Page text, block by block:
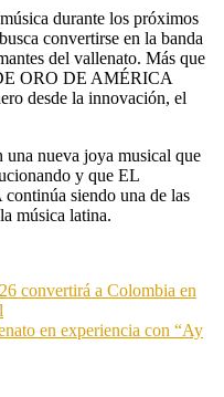
durante los próximos
convertirse en la banda
del vallenato. Más que
ORO DE AMÉRICA
desde la innovación, el
una nueva joya musical que
y que EL
siendo una de las
música latina.
convertirá a Colombia en
en experiencia con “Ay